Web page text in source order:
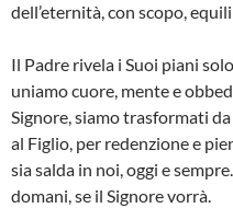
dell’eternità, con scopo,
Il Padre rivela i Suoi piani
uniamo cuore, mente e
Signore, siamo trasformati
al Figlio, per redenzione e
sia salda in noi, oggi e
domani, se il Signore vorrà.